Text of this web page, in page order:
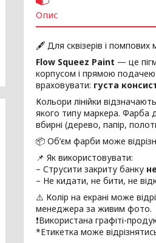
Опис
🖋️ Для сквізерів і помпових
Flow Squeez Paint — це
корпусом і прямою
враховувати: густа
Кольори лінійки
якого типу маркера. Фарба
вбирні (дерево, папір,
📦 Об’єм фарби може
📌 Як використовувати:
– Струсити закриту банку
– Не кидати, не бити, не
⚠️ Колір на екрані може
менеджера за живим фото.
❗Використана графіті-
*Етикетка може